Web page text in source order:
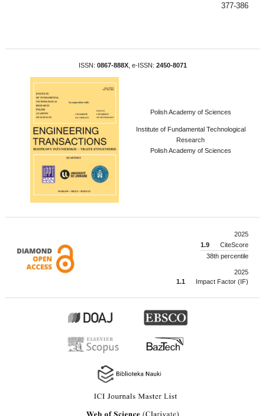
377-386
ISSN: 0867-888X, e-ISSN: 2450-8071
Polish Academy of Sciences
Institute of Fundamental Technological
Research
Polish Academy of Sciences
2025
1.9
CiteScore
38th percentile
2025
1.1
Impact Factor (IF)